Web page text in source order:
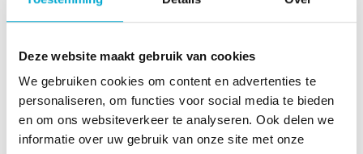
Deze website maakt gebruik van cookies
We gebruiken cookies om content en advertenties te
personaliseren, om functies voor social media te bieden
en om ons websiteverkeer te analyseren. Ook delen we
informatie over uw gebruik van onze site met onze
er erg enthousiast over. Bij Respect gaat de QR
eerstelijns zorg. Anita: “Op de ELV afdeling
verblijven cliënten maximaal 3 maanden. In die
periode kan de situatie van een cliënt snel
veranderen. Zorgmedewerkers moeten zich dus
steeds opnieuw inlezen in de situatie van een